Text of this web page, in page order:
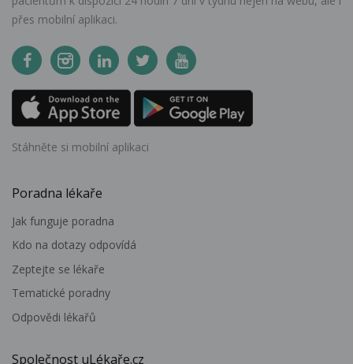
přes mobilní aplikaci.
Stáhněte si mobilní aplikaci
Poradna lékaře
Jak funguje poradna
Kdo na dotazy odpovídá
Zeptejte se lékaře
Tematické poradny
Odpovědi lékařů
Společnost uLékaře.cz